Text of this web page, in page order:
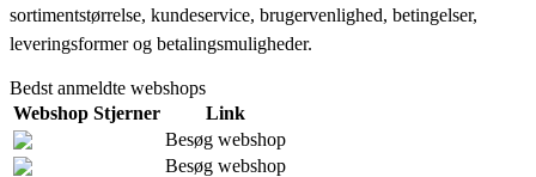
sortimentstørrelse, kundeservice, brugervenlighed, betingelser,
leveringsformer og betalingsmuligheder.
Bedst anmeldte webshops
Webshop Stjerner
Link
Besøg webshop
Besøg webshop